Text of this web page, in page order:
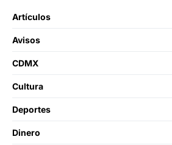
Artículos
Avisos
CDMX
Cultura
Deportes
Dinero